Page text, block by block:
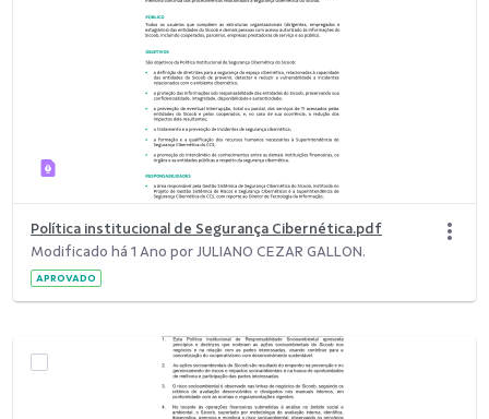
Política institucional de Segurança Cibernética.pdf
Modificado há 1 Ano por JULIANO CEZAR GALLON.
APROVADO